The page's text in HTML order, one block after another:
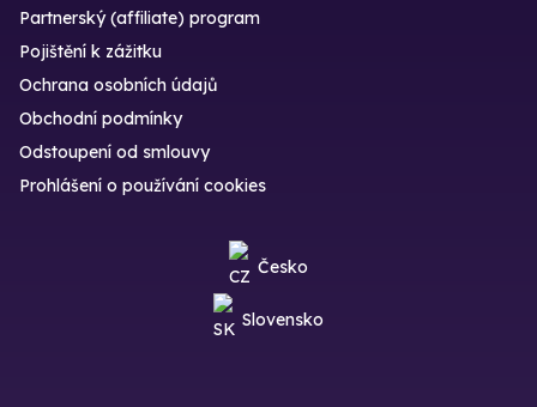
Partnerský (affiliate) program
Pojištění k zážitku
Ochrana osobních údajů
Obchodní podmínky
Odstoupení od smlouvy
Prohlášení o používání cookies
Česko
Slovensko